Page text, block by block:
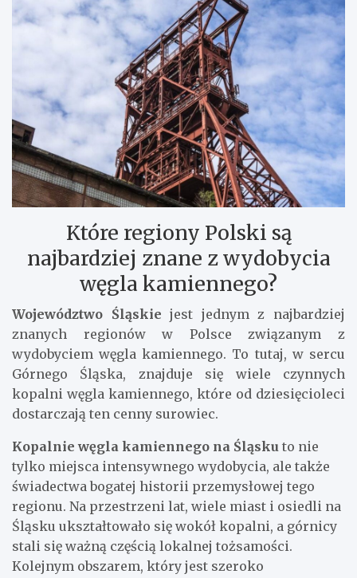
Które regiony Polski są
najbardziej znane z wydobycia
węgla kamiennego?
Województwo Śląskiejest jednym z najbardziej
znanych regionów w Polsce związanym z
wydobyciem węgla kamiennego. To tutaj, w sercu
Górnego Śląska, znajduje się wiele czynnych
kopalni węgla kamiennego, które od dziesięcioleci
dostarczają ten cenny surowiec.
Kopalnie węgla kamiennego na Śląsku to nie
tylko miejsca intensywnego wydobycia, ale także
świadectwa bogatej historii przemysłowej tego
regionu. Na przestrzeni lat, wiele miast i osiedli na
Śląsku ukształtowało się wokół kopalni, a górnicy
stali się ważną częścią lokalnej tożsamości.
Kolejnym obszarem, który jest szeroko